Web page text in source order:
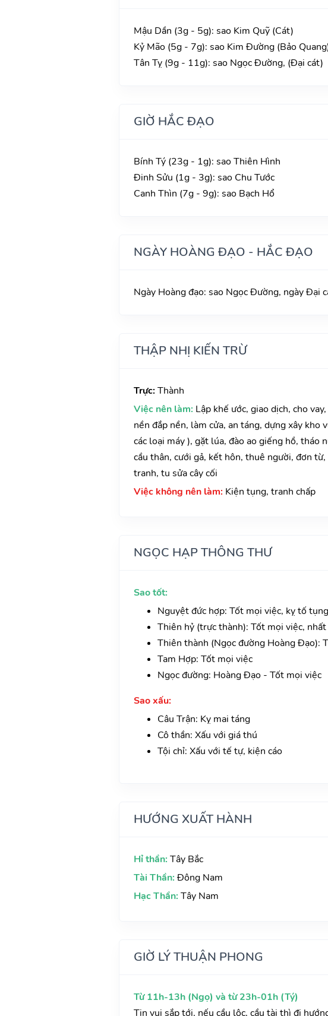
Mậu Dần (3g - 5g): sao Kim Quỹ (Cát)
Kỷ Mão (5g - 7g): sao Kim Đường (Bảo
Tân Tỵ (9g - 11g): sao Ngọc Đường, (Đại cát)
GIỜ HẮC ĐẠO
Bính Tý (23g - 1g): sao Thiên Hình
Đinh Sửu (1g - 3g): sao Chu Tước
Canh Thìn (7g - 9g): sao Bạch Hổ
NGÀY HOÀNG ĐẠO - HẮC ĐẠO
Ngày Hoàng đạo: sao Ngọc Đường, ngày Đại
THẬP NHỊ KIẾN TRỪ
Trực: Thành
Việc nên làm: Lập khế ước, giao dịch, cho
nền đắp nền, làm cửa, an táng, dựng xây kho
các loại máy ), gặt lúa, đào ao giếng hồ, tháo
cầu thân, cưới gả, kết hôn, thuê người, đơn
tranh, tu sửa cây cối
Việc không nên làm: Kiện tụng, tranh chấp
NGỌC HẠP THÔNG THƯ
Sao tốt:
Nguyệt đức hợp: Tốt mọi việc, kỵ tố tụng
Thiên hỷ (trực thành): Tốt mọi việc,
Thiên thành (Ngọc đường Hoàng Đạo):
Tam Hợp: Tốt mọi việc
Ngọc đường: Hoàng Đạo - Tốt mọi việc
Sao xấu:
Câu Trận: Kỵ mai táng
Cô thần: Xấu với giá thú
Tội chỉ: Xấu với tế tự, kiện cáo
HƯỚNG XUẤT HÀNH
Hỉ thần: Tây Bắc
Tài Thần: Đông Nam
Hạc Thần: Tây Nam
GIỜ LÝ THUẬN PHONG
Từ 11h-13h (Ngọ) và từ 23h-01h (Tý)
Tin vui sắp tới, nếu cầu lộc, cầu tài thì đi